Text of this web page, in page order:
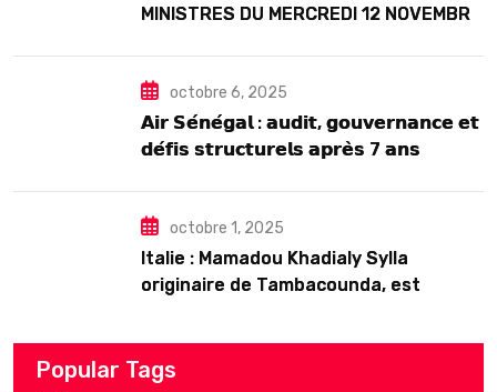
MINISTRES DU MERCREDI 12 NOVEMBRE
octobre 6, 2025
𝗔𝗶𝗿 𝗦𝗲́𝗻𝗲́𝗴𝗮𝗹 : 𝗮𝘂𝗱𝗶𝘁, 𝗴𝗼𝘂𝘃𝗲𝗿𝗻𝗮𝗻𝗰𝗲 𝗲𝘁
𝗱𝗲́𝗳𝗶𝘀 𝘀𝘁𝗿𝘂𝗰𝘁𝘂𝗿𝗲𝗹𝘀 𝗮𝗽𝗿𝗲̀𝘀 7 𝗮𝗻𝘀
octobre 1, 2025
Italie : Mamadou Khadialy Sylla
originaire de Tambacounda, est
arrestation
Popular Tags